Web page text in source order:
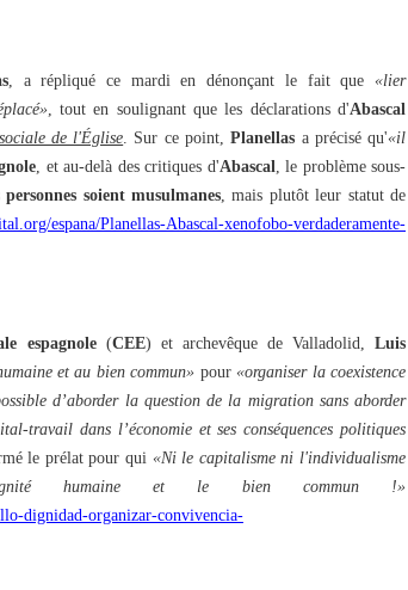
, a répliqué ce mardi en dénonçant le fait que«lier
, tout en soulignant que les déclarations d'Abascal
de l'Église. Sur ce point,Planellas a précisé qu'«il
, et au-delà des critiques d'Abascal, le problème sous-
personnes soient musulmanes, mais plutôt leur statut de
espana/Planellas-Abascal-xenofobo-verdaderamente-
espagnole(CEE) et archevêque de Valladolid,Luis
et au bien commun» pour«organiser la coexistence
d’aborder la question de la migration sans aborder
travail dans l’économie et ses conséquences politiques
le prélat pour qui «Ni le capitalisme ni l'individualisme
humaine et le bien commun !»
dignidad-organizar-convivencia-